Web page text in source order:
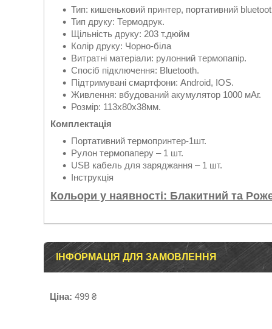
Тип: кишеньковий принтер, портативний
Тип друку: Термодрук.
Щільність друку: 203 т.дюйм
Колір друку: Чорно-біла
Витратні матеріали: рулонний термопапір.
Спосіб підключення: Bluetooth.
Підтримувані смартфони: Android, IOS.
Живлення: вбудований акумулятор 1000 мАг.
Розмір: 113x80x38мм.
Комплектація
Портативний термопринтер-1шт.
Рулон термопаперу – 1 шт.
USB кабель для заряджання – 1 шт.
Інструкція
Кольори у наявності: Блакитний та
ІНФОРМАЦІЯ ДЛЯ ЗАМОВЛЕННЯ
Ціна: 499 ₴